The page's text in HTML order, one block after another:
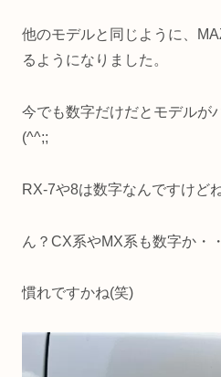
他のモデルと同じように、
るようになりました。
今でも数字だけだとモデルが
(^^;;
RX-7や8は数字なんですけどね
ん？CX系やMX系も数字か・
慣れですかね(笑)